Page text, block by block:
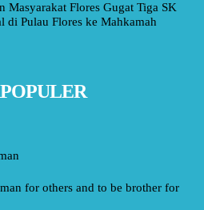
Masyarakat Flores Gugat Tiga SK
di Pulau Flores ke Mahkamah
for others and to be brother for